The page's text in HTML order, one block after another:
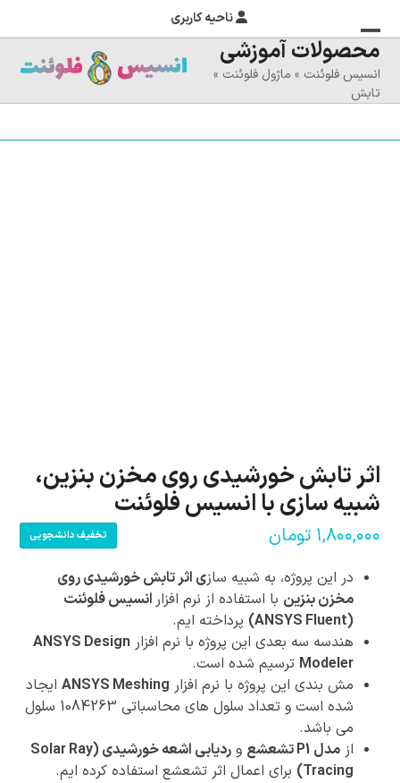
ناحیه کاربری
منوی
موبایل
را
تغییر
بستن
منوی
موبایل
محصولات آموزشی
انسیس فلوئنت » ماژول فلوئنت »
تابش
اثر تابش خورشیدی روی مخزن بنزین،
شبیه سازی با انسیس فلوئنت
۱,۸۰۰,۰۰۰ تومان تخفیف دانشجویی
در این پروژه، به شبیه سازی اثر تابش خورشیدی روی
مخزن بنزین با استفاده از نرم افزار انسیس فلوئنت
(ANSYS Fluent)
پرداخته ایم.
هندسه سه بعدی این پروژه با نرم افزارANSYS Design
Modeler ترسیم شده است.
مش بندی این پروژه با نرم افزار ANSYS Meshing ایجاد
شده است و تعداد سلول های محاسباتی 1084263 سلول
می باشد.
ازمدل P1 تشعشع و
ردیابی اشعه خورشیدی (Solar Ray
Tracing) برای اعمال اثر تشعشع استفاده کرده ایم.